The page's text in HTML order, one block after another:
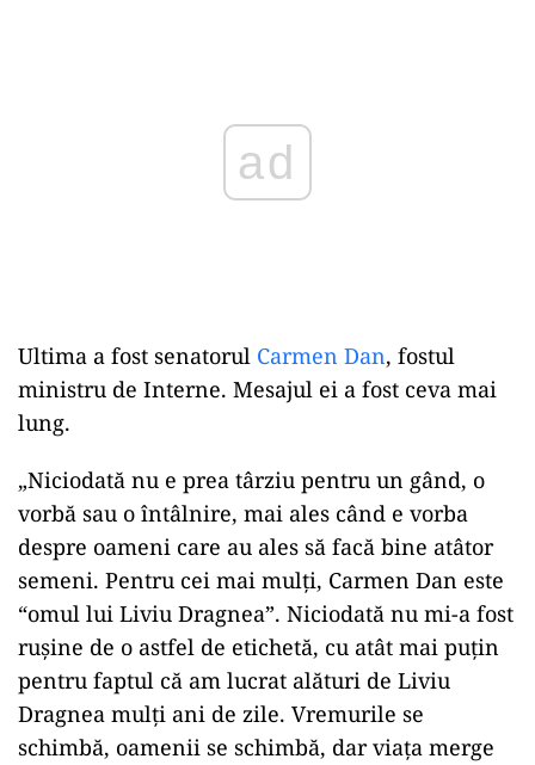
Ultima a fost senatorul Carmen Dan, fostul
ministru de Interne. Mesajul ei a fost ceva mai
lung.
„Niciodată nu e prea târziu pentru un gând, o
vorbă sau o întâlnire, mai ales când e vorba
despre oameni care au ales să facă bine atâtor
semeni. Pentru cei mai mulți, Carmen Dan este
“omul lui Liviu Dragnea”. Niciodată nu mi-a fost
rușine de o astfel de etichetă, cu atât mai puțin
pentru faptul că am lucrat alături de Liviu
Dragnea mulți ani de zile. Vremurile se
schimbă, oamenii se schimbă, dar viața merge